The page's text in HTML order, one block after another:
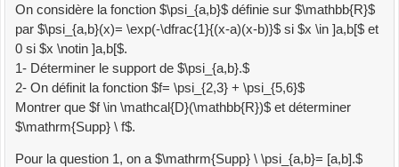
On considère la fonction $\psi_{a,b}$ définie sur $\mathbb{R}$
par $\psi_{a,b}(x)= \exp(-\dfrac{1}{(x-a)(x-b)}$ si $x \in ]a,b[$ et
0 si $x \notin ]a,b[$.
1- Déterminer le support de $\psi_{a,b}.$
2- On définit la fonction $f= \psi_{2,3} + \psi_{5,6}$
Montrer que $f \in \mathcal{D}(\mathbb{R})$ et déterminer
$\mathrm{Supp} \ f$.
Pour la question 1, on a $\mathrm{Supp} \ \psi_{a,b}= [a,b].$